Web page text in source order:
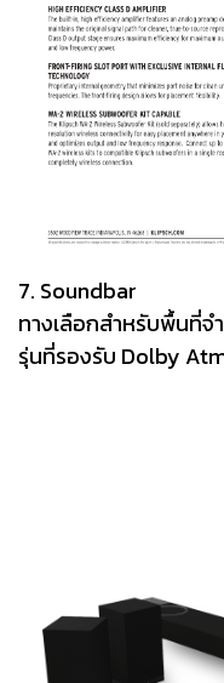
7. Soundbar
ทางเลือกสำหรับพื้นที่จ
รุ่นที่รองรับ Dolby